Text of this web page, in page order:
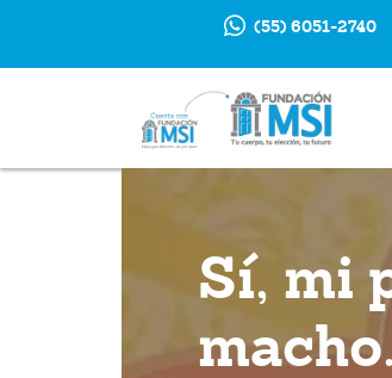
(55) 6051-2740
Sí, mi
macho.